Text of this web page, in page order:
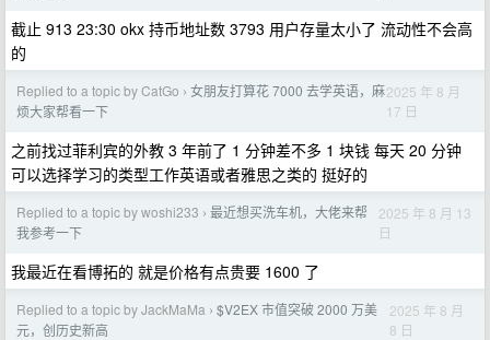
截止 913 23:30 okx 持币地址数 3793 用户存量太小了 流动性不会高
的
Replied to a topic by CatGo › 女朋友打算花 7000 去学英语，麻
烦大家帮看一下
2025 年 8 月
17 日
之前找过菲利宾的外教 3 年前了 1 分钟差不多 1 块钱 每天 20 分钟
可以选择学习的类型工作英语或者雅思之类的 挺好的
Replied to a topic by woshi233 › 最近想买洗车机，大佬来帮
我参考一下
2025 年 8 月 13
日
我最近在看博拓的 就是价格有点贵要 1600 了
Replied to a topic by JackMaMa › $V2EX 市值突破 2000 万美
元，创历史新高
2025 年 8 月
8 日